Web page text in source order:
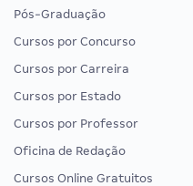
Pós-Graduação
Cursos por Concurso
Cursos por Carreira
Cursos por Estado
Cursos por Professor
Oficina de Redação
Cursos Online Gratuitos